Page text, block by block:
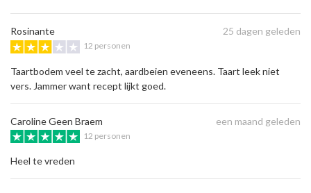
Rosinante 25 dagen geleden
12 personen
Taartbodem veel te zacht, aardbeien eveneens. Taart leek niet
vers. Jammer want recept lijkt goed.
Caroline Geen Braem een maand geleden
12 personen
Heel te vreden